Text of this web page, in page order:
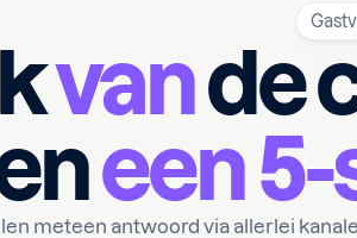
vande
een
meteen antwoord via allerlei